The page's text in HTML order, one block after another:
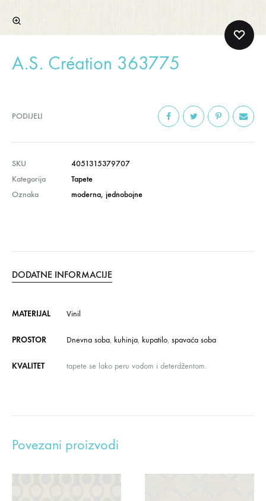
A.S. Création 363775
PODIJELI
SKU
4051315379707
Kategorija
Tapete
Oznaka
moderna, jednobojne
DODATNE INFORMACIJE
MATERIJAL Vinil
PROSTOR Dnevna soba, kuhinja, kupatilo, spavaća soba
KVALITET tapete se lako peru vodom i deterdžentom.
Povezani proizvodi